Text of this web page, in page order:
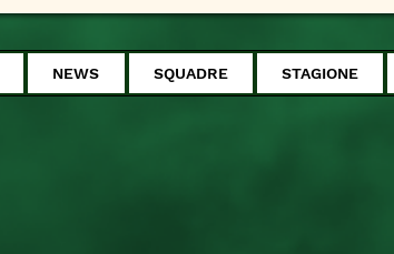
NEWS SQUADRE STAGIONE